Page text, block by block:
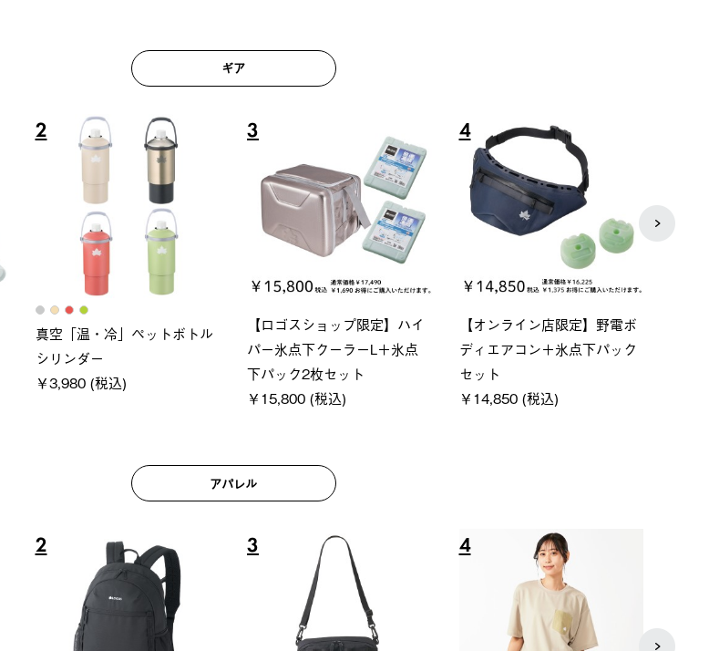
ギア
6
グランベーシック スペースベ
ース・オクタゴン-BJ
￥209,000 (税込)
7
Q-TOP ソーラーサンドブロッ
クサンシェード-BF
￥16,800 (税込)
8
ソーラーブロック 風抜きQセ
ットタープ 200-BG
￥18,800 (税込)
アパレル
6 7 8